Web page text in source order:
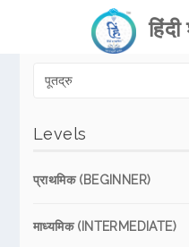
Levels
प्राथमिक (BEGINNER)
माध्यमिक (INTERMEDIATE)